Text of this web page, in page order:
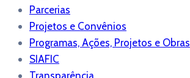
Parcerias
Projetos e Convênios
Programas, Ações, Projetos e Obras
SIAFIC
Transparência